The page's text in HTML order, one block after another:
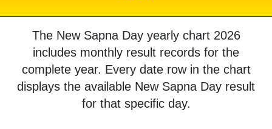
The New Sapna Day yearly chart 2026
includes monthly result records for the
complete year. Every date row in the chart
displays the available New Sapna Day result
for that specific day.